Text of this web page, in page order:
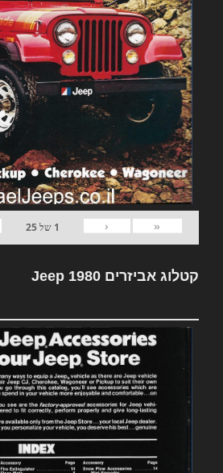
«
‹
1 של25
קטלוג אביזרים Jeep 1980